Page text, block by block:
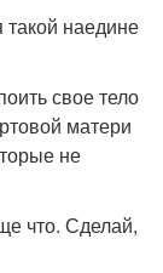
такой наедине
свое тело
матери
не
что. Сделай,